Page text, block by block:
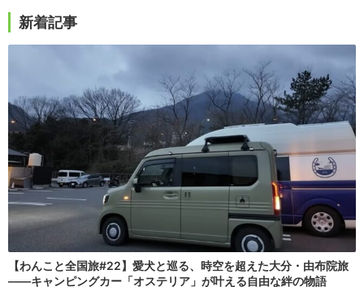
新着記事
【わんこと全国旅#22】愛犬と巡る、時空を超えた大分・由布院旅
――キャンピングカー「オステリア」が叶える自由な絆の物語